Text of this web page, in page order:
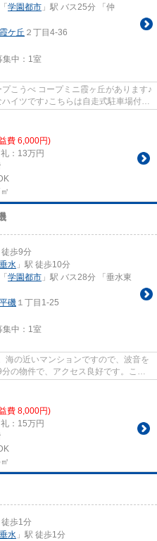
「 学園都市 」駅 バス25分 「仲
霞ケ丘 ２丁目4-36
中： 1室
こうべ コープミニ霞ヶ丘があります♪
イツです♪こちらは自走式駐車場付き
費 6,000円)
：13万円
徒歩9分
水 」駅 徒歩10分
「 学園都市 」駅 バス28分 「垂水東
平磯 １丁目1-25
中： 1室
海の近いマンションですので、波音を
の物件で、アクセス良好です。こち
費 8,000円)
：15万円
徒歩1分
水 」駅 徒歩1分